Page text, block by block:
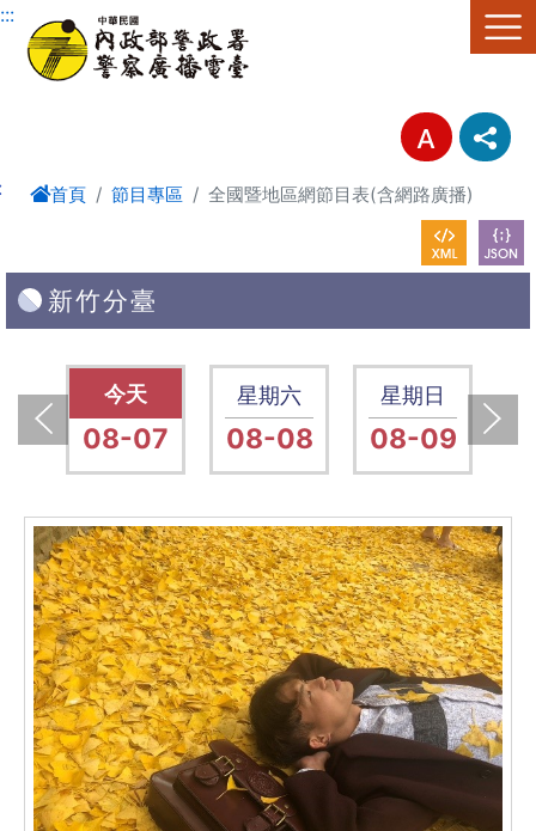
進入內容區塊
:::
首頁 節目專區 全國暨地區網節目表(含網路廣播)
新竹分臺
上一張(Previous)
星期五
08-07
星期六
08-08
星期日
08-09 下一張(Next)